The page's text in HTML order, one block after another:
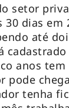
setor
30 dias em
até
cadastrado
anos
pode
tenha